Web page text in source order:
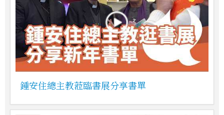
鍾安住總主教蒞臨書展分享書單